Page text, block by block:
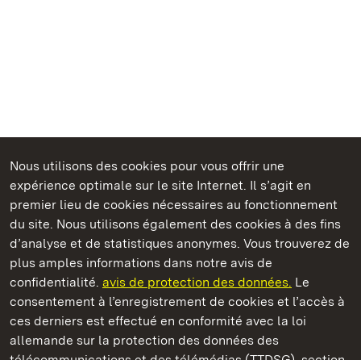
Nous utilisons des cookies pour vous offrir une
expérience optimale sur le site Internet. Il s’agit en
premier lieu de cookies nécessaires au fonctionnement
du site. Nous utilisons également des cookies à des fins
d’analyse et de statistiques anonymes. Vous trouverez de
plus amples informations dans notre avis de
confidentialité. avis de protection des données. Le
consentement à l’enregistrement de cookies et l’accès à
ces derniers est effectué en conformité avec la loi
allemande sur la protection des données des
Châteaux et jardins publics du Bade-Wurtemberg
Monastère de Maulbronn
Châteaux et jardins publics du Bade-Wurtemberg
Contact et informationsFAQ et réponsesMentions légales